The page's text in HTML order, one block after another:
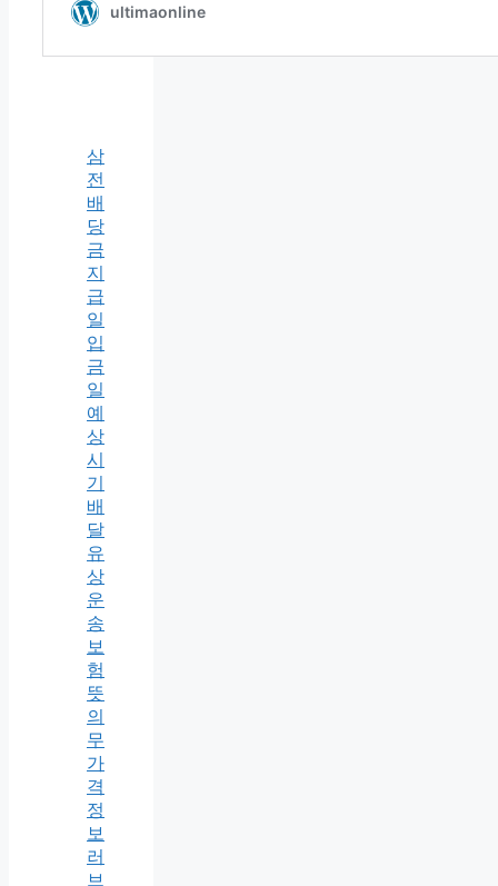
삼
전
배
당
금
지
급
일
입
금
일
예
상
시
기
배
달
유
상
운
송
보
험
뜻
의
무
가
격
정
보
러
브